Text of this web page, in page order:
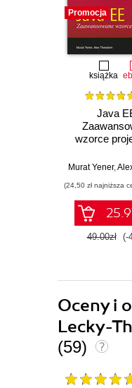
Promocja
książka
Java
wzorce
Murat Yener, Alex
(24,50 zł najniższa
49.00zł (-
Oceny i
Lecky-
(59)